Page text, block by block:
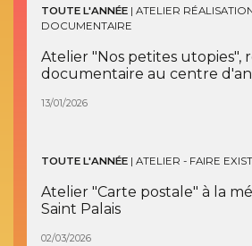
TOUTE L'ANNÉE | ATELIER
DOCUMENTAIRE
Atelier "Nos petites utopies",
documentaire au centre
13/01/2026
TOUTE L'ANNÉE | ATELIER - FAIRE
Atelier "Carte postale" à la
Saint Palais
02/03/2026